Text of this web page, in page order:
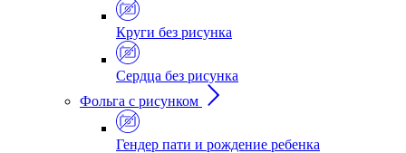
Круги без рисунка
Сердца без рисунка
Фольга с рисунком
Гендер пати и рождение ребенка